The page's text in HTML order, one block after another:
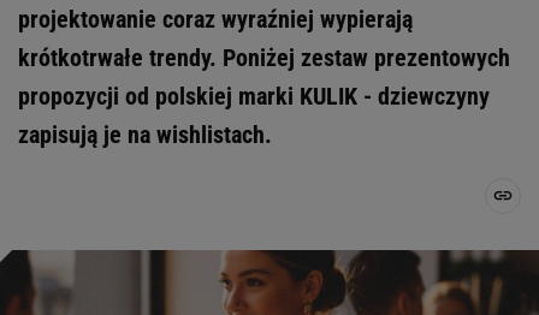
projektowanie coraz wyraźniej wypierają
krótkotrwałe trendy. Poniżej zestaw prezentowych
propozycji od polskiej marki KULIK - dziewczyny
zapisują je na wishlistach.